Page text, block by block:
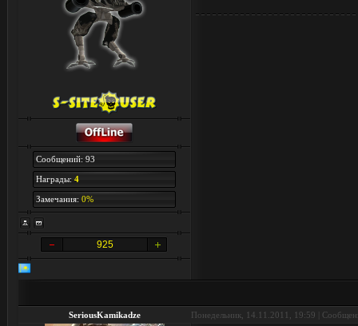
Сообщений: 93
Награды: 4
Замечания: 0%
925
SeriousKamikadze Понедельник, 14.11.2011, 19:59 |